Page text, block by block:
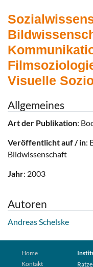
Visuelle
Allgemeines
Art der Publikation:
Veröffentlicht auf / in:
Bildwissenschaft
Jahr: 2003
Autoren
Andreas Schelske
Home
Kontakt